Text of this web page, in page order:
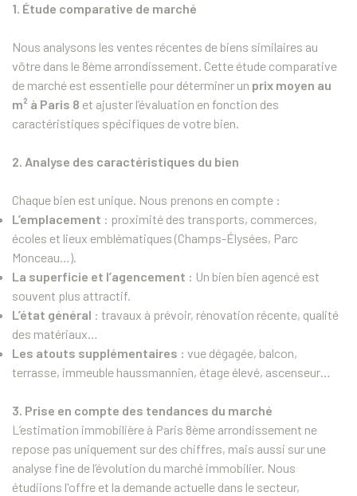
1. Étude comparative de marché
Nous analysons les ventes récentes de biens similaires au
vôtre dans le 8ème arrondissement. Cette étude comparative
de marché est essentielle pour déterminer un prix moyen au
m² à Paris 8 et ajuster l’évaluation en fonction des
caractéristiques spécifiques de votre bien.
2. Analyse des caractéristiques du bien
Chaque bien est unique. Nous prenons en compte :
L’emplacement : proximité des transports, commerces,
écoles et lieux emblématiques (Champs-Élysées, Parc
Monceau…).
La superficie et l’agencement : Un bien bien agencé est
souvent plus attractif.
L’état général : travaux à prévoir, rénovation récente, qualité
des matériaux…
Les atouts supplémentaires : vue dégagée, balcon,
terrasse, immeuble haussmannien, étage élevé, ascenseur…
3. Prise en compte des tendances du marché
L’estimation immobilière à Paris 8ème arrondissement ne
repose pas uniquement sur des chiffres, mais aussi sur une
analyse fine de l’évolution du marché immobilier. Nous
étudiions l'offre et la demande actuelle dans le secteur,